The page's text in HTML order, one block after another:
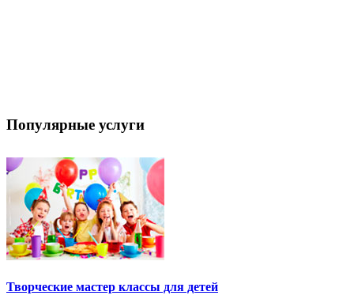
Популярные услуги
Творческие мастер классы для детей